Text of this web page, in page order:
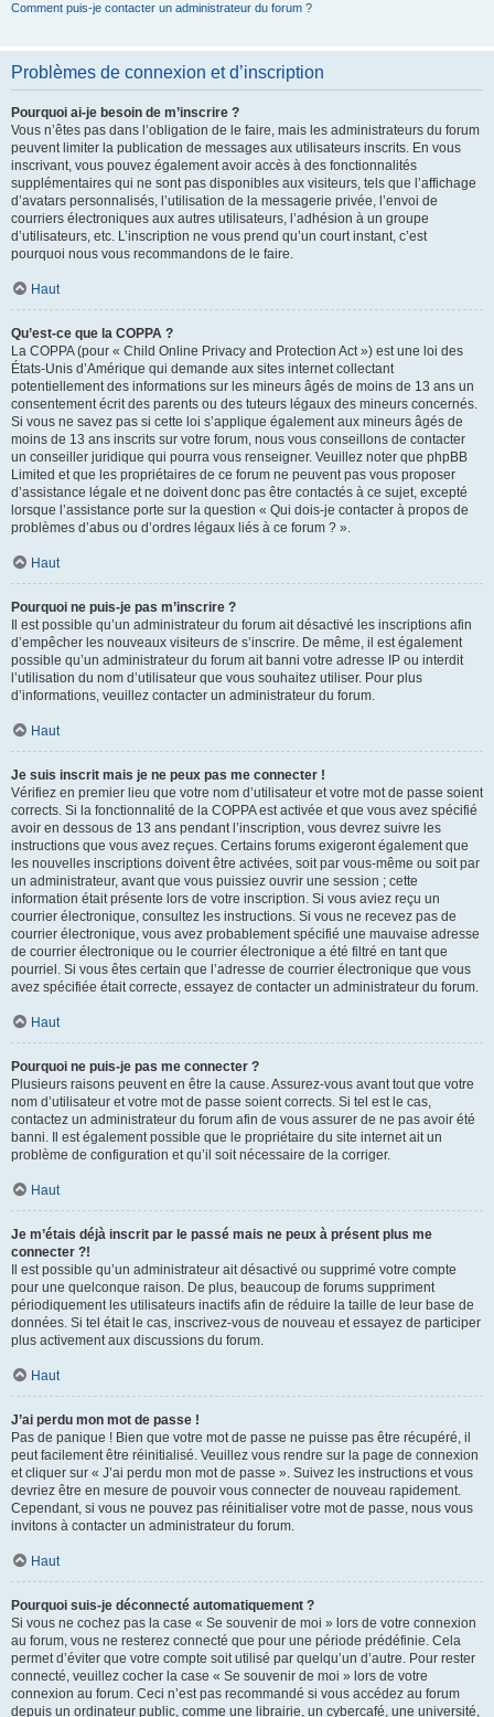
Comment puis-je contacter un administrateur du forum ?
Problèmes de connexion et d’inscription
Pourquoi ai-je besoin de m’inscrire ?
Vous n’êtes pas dans l’obligation de le faire, mais les administrateurs du forum
peuvent limiter la publication de messages aux utilisateurs inscrits. En vous
inscrivant, vous pouvez également avoir accès à des fonctionnalités
supplémentaires qui ne sont pas disponibles aux visiteurs, tels que l’affichage
d’avatars personnalisés, l’utilisation de la messagerie privée, l’envoi de
courriers électroniques aux autres utilisateurs, l’adhésion à un groupe
d’utilisateurs, etc. L’inscription ne vous prend qu’un court instant, c’est
pourquoi nous vous recommandons de le faire.
Haut
Qu’est-ce que la COPPA ?
La COPPA (pour « Child Online Privacy and Protection Act ») est une loi des
États-Unis d’Amérique qui demande aux sites internet collectant
potentiellement des informations sur les mineurs âgés de moins de 13 ans un
consentement écrit des parents ou des tuteurs légaux des mineurs concernés.
Si vous ne savez pas si cette loi s’applique également aux mineurs âgés de
moins de 13 ans inscrits sur votre forum, nous vous conseillons de contacter
un conseiller juridique qui pourra vous renseigner. Veuillez noter que phpBB
Limited et que les propriétaires de ce forum ne peuvent pas vous proposer
d’assistance légale et ne doivent donc pas être contactés à ce sujet, excepté
lorsque l’assistance porte sur la question « Qui dois-je contacter à propos de
problèmes d’abus ou d’ordres légaux liés à ce forum ? ».
Haut
Pourquoi ne puis-je pas m’inscrire ?
Il est possible qu’un administrateur du forum ait désactivé les inscriptions afin
d’empêcher les nouveaux visiteurs de s’inscrire. De même, il est également
possible qu’un administrateur du forum ait banni votre adresse IP ou interdit
l’utilisation du nom d’utilisateur que vous souhaitez utiliser. Pour plus
d’informations, veuillez contacter un administrateur du forum.
Haut
Je suis inscrit mais je ne peux pas me connecter !
Vérifiez en premier lieu que votre nom d’utilisateur et votre mot de passe soient
corrects. Si la fonctionnalité de la COPPA est activée et que vous avez spécifié
avoir en dessous de 13 ans pendant l’inscription, vous devrez suivre les
instructions que vous avez reçues. Certains forums exigeront également que
les nouvelles inscriptions doivent être activées, soit par vous-même ou soit par
un administrateur, avant que vous puissiez ouvrir une session ; cette
information était présente lors de votre inscription. Si vous aviez reçu un
courrier électronique, consultez les instructions. Si vous ne recevez pas de
courrier électronique, vous avez probablement spécifié une mauvaise adresse
de courrier électronique ou le courrier électronique a été filtré en tant que
pourriel. Si vous êtes certain que l’adresse de courrier électronique que vous
avez spécifiée était correcte, essayez de contacter un administrateur du forum.
Haut
Pourquoi ne puis-je pas me connecter ?
Plusieurs raisons peuvent en être la cause. Assurez-vous avant tout que votre
nom d’utilisateur et votre mot de passe soient corrects. Si tel est le cas,
contactez un administrateur du forum afin de vous assurer de ne pas avoir été
banni. Il est également possible que le propriétaire du site internet ait un
problème de configuration et qu’il soit nécessaire de la corriger.
Haut
Je m’étais déjà inscrit par le passé mais ne peux à présent plus me
connecter ?!
Il est possible qu’un administrateur ait désactivé ou supprimé votre compte
pour une quelconque raison. De plus, beaucoup de forums suppriment
périodiquement les utilisateurs inactifs afin de réduire la taille de leur base de
données. Si tel était le cas, inscrivez-vous de nouveau et essayez de participer
plus activement aux discussions du forum.
Haut
J’ai perdu mon mot de passe !
Pas de panique ! Bien que votre mot de passe ne puisse pas être récupéré, il
peut facilement être réinitialisé. Veuillez vous rendre sur la page de connexion
et cliquer sur « J’ai perdu mon mot de passe ». Suivez les instructions et vous
devriez être en mesure de pouvoir vous connecter de nouveau rapidement.
Cependant, si vous ne pouvez pas réinitialiser votre mot de passe, nous vous
invitons à contacter un administrateur du forum.
Haut
Pourquoi suis-je déconnecté automatiquement ?
Si vous ne cochez pas la case « Se souvenir de moi » lors de votre connexion
au forum, vous ne resterez connecté que pour une période prédéfinie. Cela
permet d’éviter que votre compte soit utilisé par quelqu’un d’autre. Pour rester
connecté, veuillez cocher la case « Se souvenir de moi » lors de votre
connexion au forum. Ceci n’est pas recommandé si vous accédez au forum
depuis un ordinateur public, comme une librairie, un cybercafé, une université,